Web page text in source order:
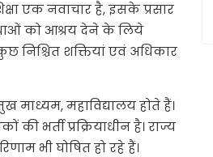
एक नवाचार है, इसके प्रसार
को आश्रय देने के लिये
निश्चित शक्तियां एवं अधिकार
माध्यम, महाविद्यालय होते हैं।
भर्ती प्रक्रियाधीन है। राज्य
भी घोषित हो रहे हैं।